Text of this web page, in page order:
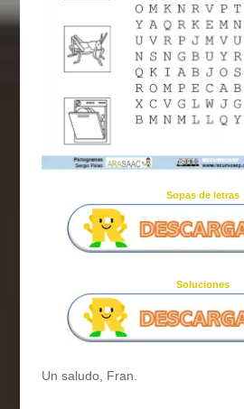
Sopas de letras
Soluciones
Un saludo, Fran.